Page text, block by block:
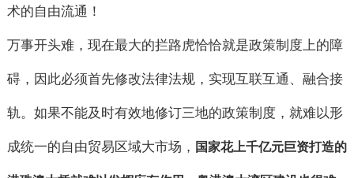
术的自由流通！
万事开头难，现在最大的拦路虎恰恰就是政策制度上的障
碍，因此必须首先修改法律法规，实现互联互通、融合接
轨。如果不能及时有效地修订三地的政策制度，就难以形
成统一的自由贸易区域大市场， 国家花上千亿元巨资打造的